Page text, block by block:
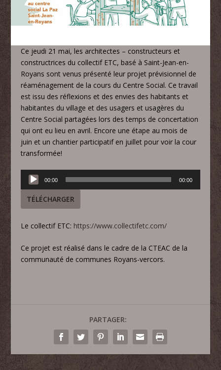
Ce jeudi 21 mai, les architectes – constructeurs et
constructrices du collectif ETC, basé à Saint-Jean-en-
Royans sont venus présenté leur projet prévisionnel de
réaménagement de la cours du Centre Social. Ce travail
est issu des réflexions et des envies des habitants et
habitantes du village et des usagers et usagères du
Centre Social partagées lors des temps de concertation
qui ont eu lieu en avril. Encore une étape au mois de
juin et un chantier participatif en juillet pour voir la cour
transformée!
Lecteur
audio
00:00 00:00
TÉLÉCHARGER
Le collectif ETC: https://www.collectifetc.com/
Ce projet est réalisé dans le cadre de la CTEAC de la
communauté de communes Royans-vercors.
PARTAGER: